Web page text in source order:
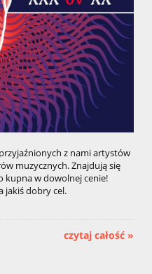
z nami artystów
muzycznych. Znajdują się
kupna w dowolnej cenie!
jakiś dobry cel.
czytaj całość »